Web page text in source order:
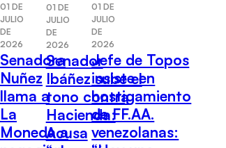
01 DE
JULIO
DE
2026
Senadora
Nuñez
llama a
La
Moneda a
01 DE
JULIO
DE
2026
Senador
Ibáñez sube el
tono contra
Hacienda:
Acusa
01 DE
JULIO
DE
2026
Jefe de Topos
insiste en
hostigamiento
de FF.AA.
venezolanas: